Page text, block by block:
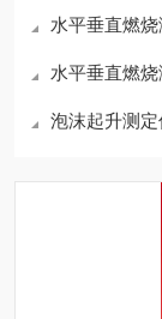
水平垂直燃
水平垂直燃烧测
泡沫起升测